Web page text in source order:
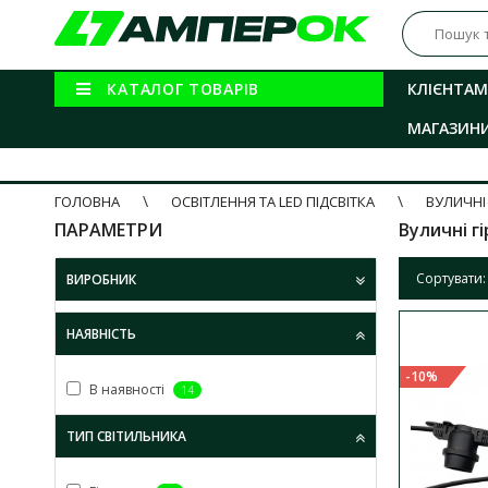
КАТАЛОГ ТОВАРІВ КЛІЄНТАМ
ГОЛОВНА
ОСВІТЛЕННЯ ТА LED ПІДСВІТКА
ПАРАМЕТРИ
ВИРОБНИК
НАЯВНІСТЬ
В наявності 14
ТИП СВІТИЛЬНИКА
Вуличні
Сортувати:
-10%
-10%
-10%